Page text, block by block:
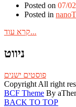
Posted on 07/
Posted in
קרא עוד...
ניווט
פוסטים ישנים
BCF Theme By
BACK TO TOP